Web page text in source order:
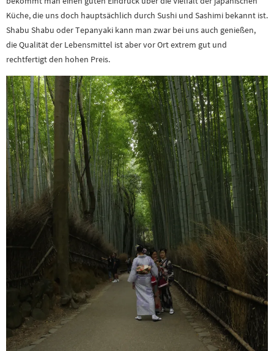
Küche, die uns doch hauptsächlich durch Sushi und Sashimi bekannt ist.
Shabu Shabu oder Tepanyaki kann man zwar bei uns auch genießen,
die Qualität der Lebensmittel ist aber vor Ort extrem gut und
rechtfertigt den hohen Preis.